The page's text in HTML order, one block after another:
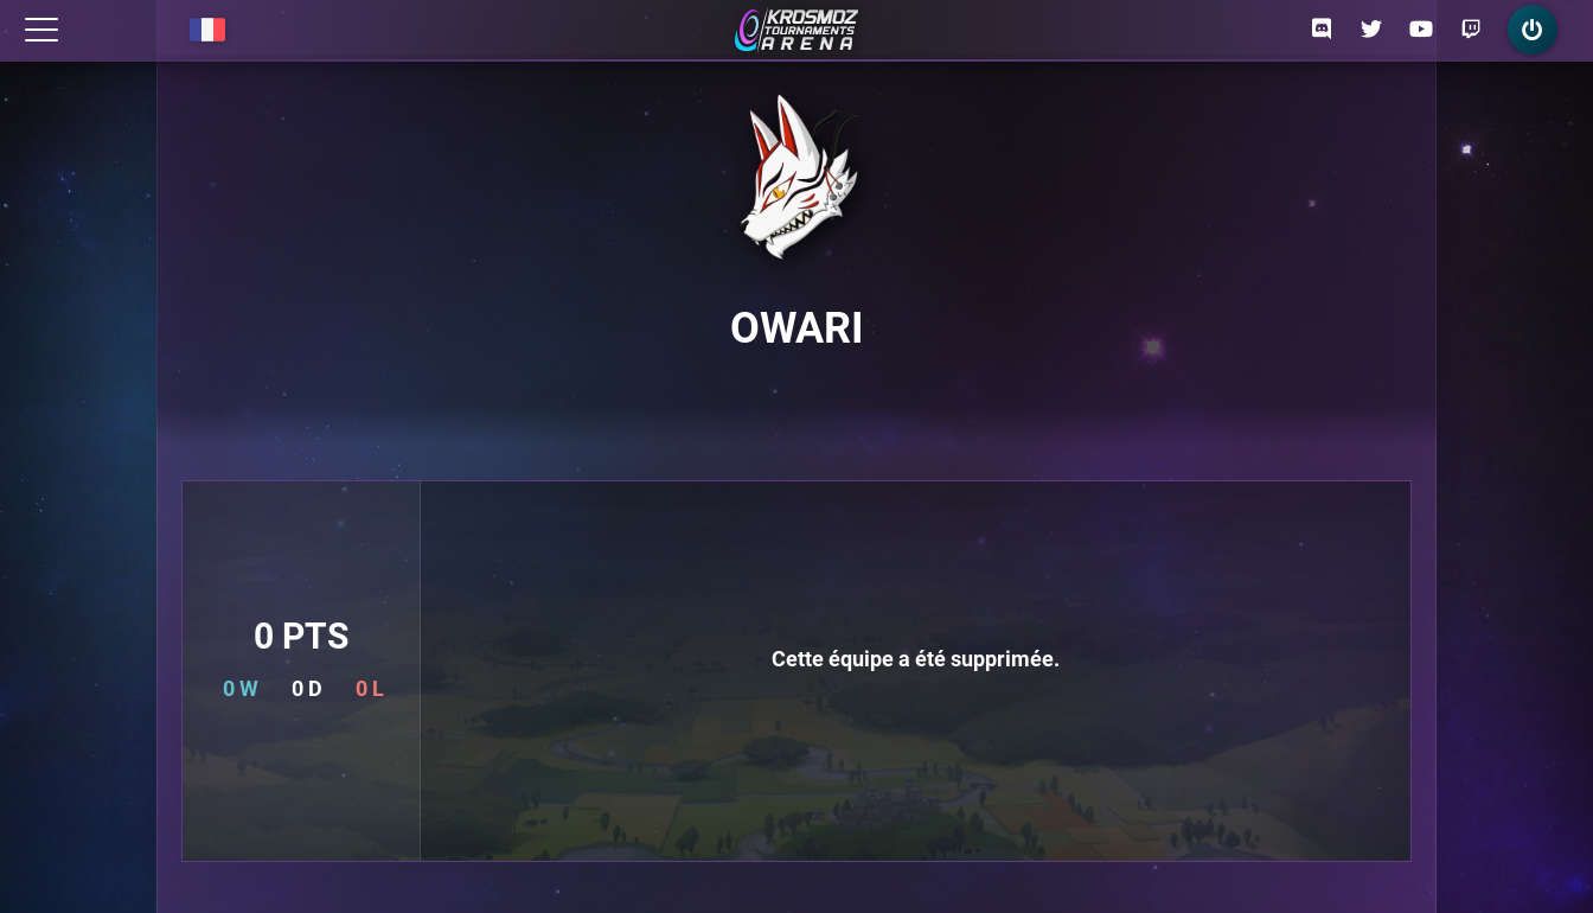
OWARI
0 PTS
0 W 0 D 0 L
Cette équipe a été supprimée.